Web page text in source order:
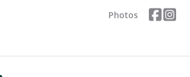
Photos